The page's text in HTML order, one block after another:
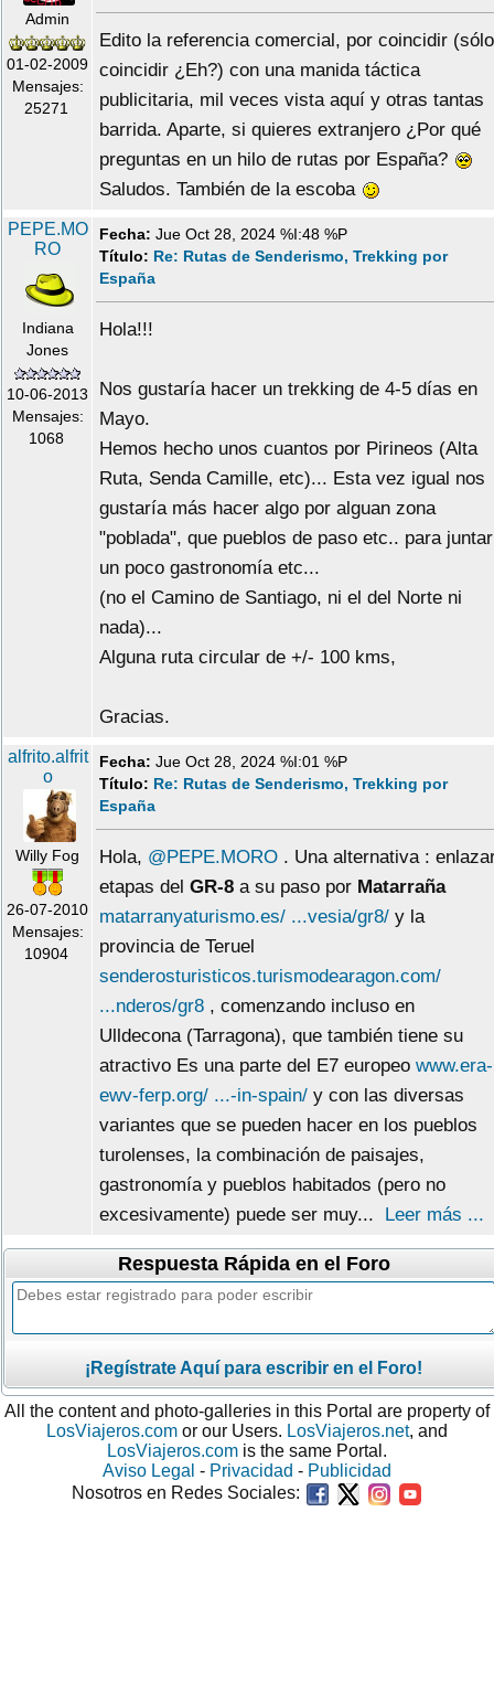
Admin
01-02-2009
Mensajes:
25271
Edito la referencia comercial, por coincidir (sólo
coincidir ¿Eh?) con una manida táctica
publicitaria, mil veces vista aquí y otras tantas
barrida. Aparte, si quieres extranjero ¿Por qué
preguntas en un hilo de rutas por España?
Saludos. También de la escoba
PEPE.MO
RO
Indiana
Jones
10-06-2013
Mensajes:
1068
Fecha: Jue Oct 28, 2024 %I:48 %P
Título: Re: Rutas de Senderismo, Trekking por
España
Hola!!!
Nos gustaría hacer un trekking de 4-5 días en
Mayo.
Hemos hecho unos cuantos por Pirineos (Alta
Ruta, Senda Camille, etc)... Esta vez igual nos
gustaría más hacer algo por alguan zona
"poblada", que pueblos de paso etc.. para juntar
un poco gastronomía etc...
(no el Camino de Santiago, ni el del Norte ni
nada)...
Alguna ruta circular de +/- 100 kms,
Gracias.
alfrito.alfrit
o
Willy Fog
26-07-2010
Mensajes:
10904
Fecha: Jue Oct 28, 2024 %I:01 %P
Título: Re: Rutas de Senderismo, Trekking por
España
Hola, @PEPE.MORO . Una alternativa :
etapas del GR-8 a su paso por Matarraña
matarranyaturismo.es/ ...vesia/gr8/ y la
provincia de Teruel
senderosturisticos.turismodearagon.com/
...nderos/gr8 , comenzando incluso en
Ulldecona (Tarragona), que también tiene su
atractivo Es una parte del E7 europeo www.era-
ewv-ferp.org/ ...-in-spain/ y con las diversas
variantes que se pueden hacer en los pueblos
turolenses, la combinación de paisajes,
gastronomía y pueblos habitados (pero no
excesivamente) puede ser muy...
Leer más ...
Respuesta Rápida en el Foro
¡Regístrate Aquí para escribir en el Foro!
All the content and photo-galleries in this Portal are property of
LosViajeros.com or our Users. LosViajeros.net, and
LosViajeros.com is the same Portal.
Aviso Legal - Privacidad - Publicidad
Nosotros en Redes Sociales: